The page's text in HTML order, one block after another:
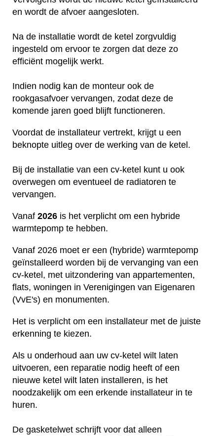
en wordt de afvoer aangesloten.
Na de installatie wordt de ketel zorgvuldig
ingesteld om ervoor te zorgen dat deze zo
efficiënt mogelijk werkt.
Indien nodig kan de monteur ook de
rookgasafvoer vervangen, zodat deze de
komende jaren goed blijft functioneren.
Voordat de installateur vertrekt, krijgt u een
beknopte uitleg over de werking van de ketel.
Bij de installatie van een cv-ketel kunt u ook
overwegen om eventueel de radiatoren te
vervangen.
Vanaf 2026 is het verplicht om een hybride
warmtepomp te hebben.
Vanaf 2026 moet er een (hybride) warmtepomp
geïnstalleerd worden bij de vervanging van een
cv-ketel, met uitzondering van appartementen,
flats, woningen in Verenigingen van Eigenaren
(VvE's) en monumenten.
Het is verplicht om een installateur met de juiste
erkenning te kiezen.
Als u onderhoud aan uw cv-ketel wilt laten
uitvoeren, een reparatie nodig heeft of een
nieuwe ketel wilt laten installeren, is het
noodzakelijk om een erkende installateur in te
huren.
De gasketelwet schrijft voor dat alleen